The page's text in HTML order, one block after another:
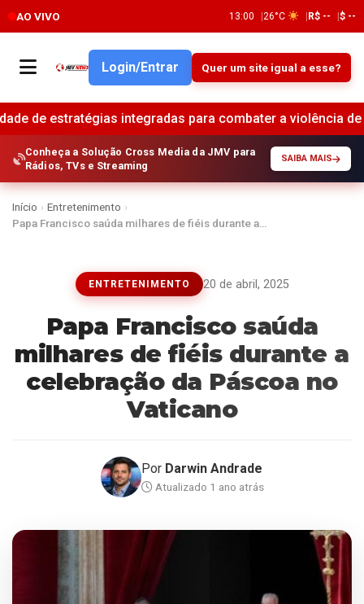
AO VIVO 13:00 26°C R$ -- $ --
Login/Entrar Quer um site igual a esse?
integradas para combater a violência de gênero e
Conheça a Solução Cross Media da JMV para
Rádios, TVs e Streaming
SAIBA MAIS
Início › Entretenimento ›
Papa Francisco saúda milhares de fiéis durante a…
ENTRETENIMENTO 20 de abril, 2025
Papa Francisco saúda
milhares de fiéis durante a
celebração da Páscoa no
Vaticano
Por Darwin Andrade
Atualizado 1 ano atrás